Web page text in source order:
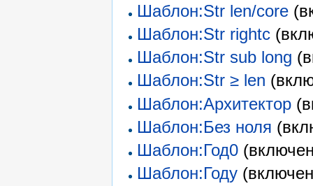
Шаблон:Str len/core
Шаблон:Str rightc
Шаблон:Str sub long
Шаблон:Str ≥ len
Шаблон:Архитектор
Шаблон:Без ноля
Шаблон:Год0
Шаблон:Году